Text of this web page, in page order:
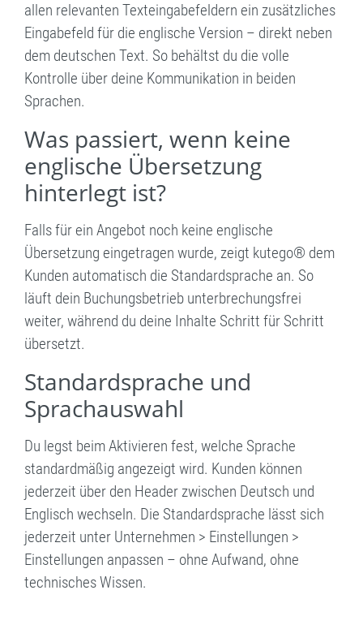
allen relevanten Texteingabefeldern ein zusätzliches
Eingabefeld für die englische Version – direkt neben
dem deutschen Text. So behältst du die volle
Kontrolle über deine Kommunikation in beiden
Sprachen.
Was passiert, wenn keine
englische Übersetzung
hinterlegt ist?
Falls für ein Angebot noch keine englische
Übersetzung eingetragen wurde, zeigt kutego® dem
Kunden automatisch die Standardsprache an. So
läuft dein Buchungsbetrieb unterbrechungsfrei
weiter, während du deine Inhalte Schritt für Schritt
übersetzt.
Standardsprache und
Sprachauswahl
Du legst beim Aktivieren fest, welche Sprache
standardmäßig angezeigt wird. Kunden können
jederzeit über den Header zwischen Deutsch und
Englisch wechseln. Die Standardsprache lässt sich
jederzeit unter Unternehmen > Einstellungen >
Einstellungen anpassen – ohne Aufwand, ohne
technisches Wissen.